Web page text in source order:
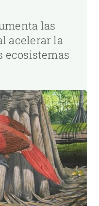
las
acelerar la
ecosistemas